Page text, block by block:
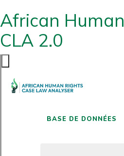
African
CLA 2.0
BASE DE DONNÉES